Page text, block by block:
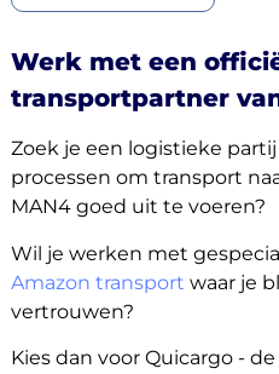
Werk met een
transportpartner
Zoek je een logistieke
processen om transport
MAN4 goed uit te voeren?
Wil je werken met
Amazon transport waar je
vertrouwen?
Kies dan voor Quicargo -